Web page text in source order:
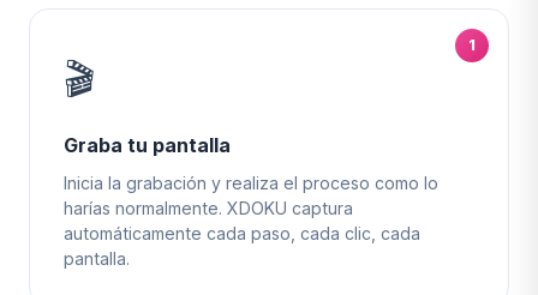
1
🎬
Graba tu pantalla
Inicia la grabación y realiza el proceso como lo
harías normalmente. XDOKU captura
automáticamente cada paso, cada clic, cada
pantalla.